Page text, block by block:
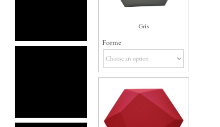
Gris
Forme